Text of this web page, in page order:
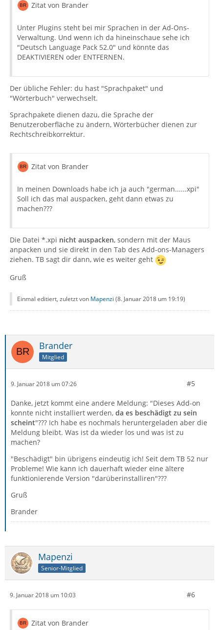
Zitat von Brander
Unter Plugins steht bei mir Sprachen in der Ad-Ons-
Verwaltung. Und wenn ich da hineinschaue sehe ich
"Deutsch Language Pack 52.0" und könnte das
DEAKTIVIEREN oder ENTFERNEN.
Der übliche Fehler: du hast "Sprachpaket" und
"Wörterbuch" verwechselt.
Sprachpakete dienen dazu, die Sprache der
Benutzeroberfläche zu ändern, Wörterbücher dienen zur
Rechtschreibkorrektur.
Zitat von Brander
In meinen Downloads habe ich ja auch "german......xpi"
Soll ich das mal auspacken, geht dann etwas zu
machen???
Die Datei *.xpi nicht auspacken, sondern mit der Maus
anpacken und sie direkt in den Tab des Add-ons-Managers
ziehen. TB sagt dir dann, wie es weiter geht
Gruß
Einmal editiert, zuletzt von Mapenzi (8. Januar 2018 um 19:19)
Brander
Mitglied
9. Januar 2018 um 07:26 #5
Danke, jetzt kommt eine andere Meldung: "Dieses Add-on
konnte nicht installiert werden, da es beschädigt zu sein
scheint"??? Ich habe es nochmals heruntergeladen aber die
Meldung bleibt. Was ist da wieder los und was ist zu
machen?
"Beschädigt" bin übrigens eindeutig ich! Seit dem TB 52 nur
Probleme! Wie kann ich dauerhaft wieder eine ältere
funktionierende Version "darüberinstalliren"???
Gruß
Brander
Mapenzi
Senior-Mitglied
9. Januar 2018 um 10:03 #6
Zitat von Brander